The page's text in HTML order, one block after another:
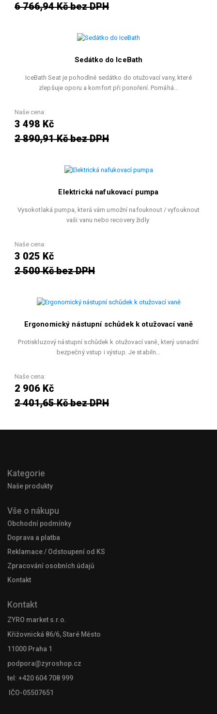
6 766,94 Kč bez DPH
Sedátko do IceBath
IceBath Seat je pohodlné sedátko do otužovací vany, které
zlepšuje oporu a komfort při ponoření. Pomáhá…
Naše cena:
3 498 Kč
2 890,91 Kč bez DPH
Elektrická nafukovací pumpa
Vysokotlaká pumpa, která vám umožní nafouknout / vyfouknout
vaši vanu nebo recovery židly
Naše cena:
3 025 Kč
2 500 Kč bez DPH
Ergonomický nástupní schůdek k otužovací vaně
Protiskluzový nástupní schůdek k otužovací vaně, který usnadní
bezpečný vstup i výstup. Je stabiln…
Naše cena:
2 906 Kč
2 401,65 Kč bez DPH
Kategorie
Naše produkty
Vše o nákupu
Obchodní podmínky
Doprava a platba
Reklamace / Odstoupení od KS
Zpracování osobních údajů
Kontakt
Kontakt
ZYRO market s.r.o.
Křižovnická 86/6, Staré Město
11000 Praha 1
podpora@zyroshop.cz
tel: +420 604 708 999
IČO-05507651